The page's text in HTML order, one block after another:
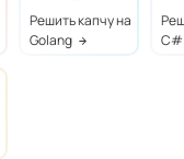
Решить капчу на
Golang
C#